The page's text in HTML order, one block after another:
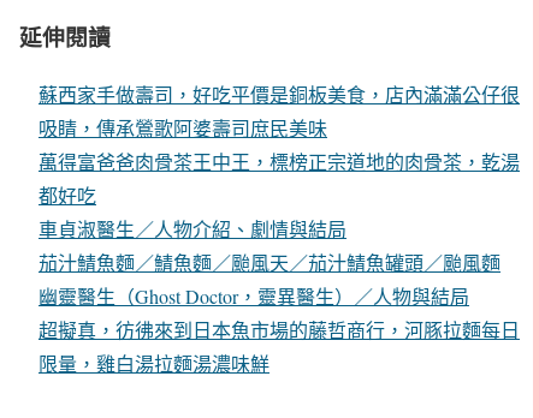
延伸閱讀
蘇西家手做壽司，好吃平價是銅板美食，店內滿滿公仔很
吸睛，傳承鶯歌阿婆壽司庶民美味
萬得富爸爸肉骨茶王中王，標榜正宗道地的肉骨茶，乾湯
都好吃
車貞淑醫生／人物介紹、劇情與結局
茄汁鯖魚麵／鯖魚麵／颱風天／茄汁鯖魚罐頭／颱風麵
幽靈醫生（Ghost Doctor，靈異醫生）／人物與結局
超擬真，彷彿來到日本魚市場的藤哲商行，河豚拉麵每日
限量，雞白湯拉麵湯濃味鮮